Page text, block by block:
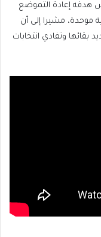
هدفه إعادة التموضع
موحدة، مشيرا إلى أن
بقائها وتفادي انتخابات